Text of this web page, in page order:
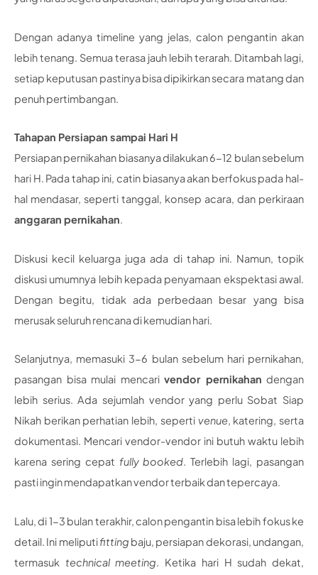
Dengan adanya timeline yang jelas, calon pengantin akan
lebih tenang. Semua terasa jauh lebih terarah. Ditambah lagi,
setiap keputusan pastinya bisa dipikirkan secara matang dan
penuh pertimbangan.
Tahapan Persiapan sampai Hari H
Persiapan pernikahan biasanya dilakukan 6-12 bulan sebelum
hari H. Pada tahap ini, catin biasanya akan berfokus pada hal-
hal mendasar, seperti tanggal, konsep acara, dan perkiraan
anggaran pernikahan.
Diskusi kecil keluarga juga ada di tahap ini. Namun, topik
diskusi umumnya lebih kepada penyamaan ekspektasi awal.
Dengan begitu, tidak ada perbedaan besar yang bisa
merusak seluruh rencana di kemudian hari.
Selanjutnya, memasuki 3-6 bulan sebelum hari pernikahan,
pasangan bisa mulai mencari vendor pernikahan dengan
lebih serius. Ada sejumlah vendor yang perlu Sobat Siap
Nikah berikan perhatian lebih, seperti venue, katering, serta
dokumentasi. Mencari vendor-vendor ini butuh waktu lebih
karena sering cepat fully booked. Terlebih lagi, pasangan
pasti ingin mendapatkan vendor terbaik dan tepercaya.
Lalu, di 1-3 bulan terakhir, calon pengantin bisa lebih fokus ke
detail. Ini meliputifitting baju, persiapan dekorasi, undangan,
termasuk technical meeting. Ketika hari H sudah dekat,